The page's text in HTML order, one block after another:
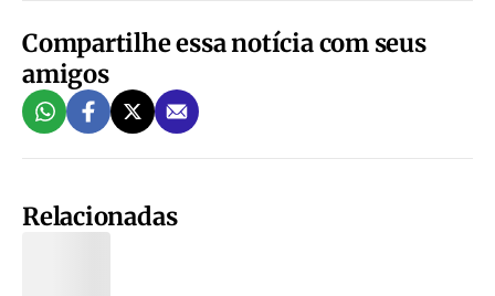
Compartilhe essa notícia com seus
amigos
Relacionadas